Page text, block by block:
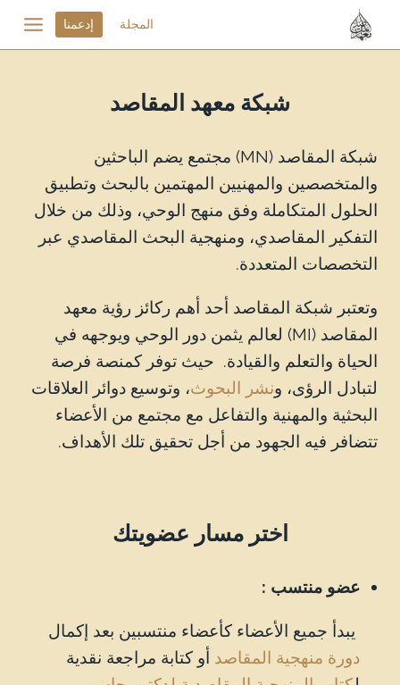
المجلة إدعمنا
شبكة معهد المقاصد
شبكة المقاصد (MN) مجتمع يضم الباحثين
والمتخصصين والمهنيين المهتمين بالبحث وتطبيق
الحلول المتكاملة وفق منهج الوحي، وذلك من خلال
التفكير المقاصدي، ومنهجية البحث المقاصدي عبر
التخصصات المتعددة.
وتعتبر شبكة المقاصد أحد أهم ركائز رؤية معهد
المقاصد (MI) لعالم يثمن دور الوحي ويوجهه في
الحياة والتعلم والقيادة. حيث توفر كمنصة فرصة
لتبادل الرؤى، ونشر البحوث، وتوسيع دوائر العلاقات
البحثية والمهنية والتفاعل مع مجتمع من الأعضاء
تتضافر فيه الجهود من أجل تحقيق تلك الأهداف.
اختر مسار عضويتك
عضو منتسب :
يبدأ جميع الأعضاء كأعضاء منتسبين بعد إكمال
دورة منهجية المقاصد أو كتابة مراجعة نقدية